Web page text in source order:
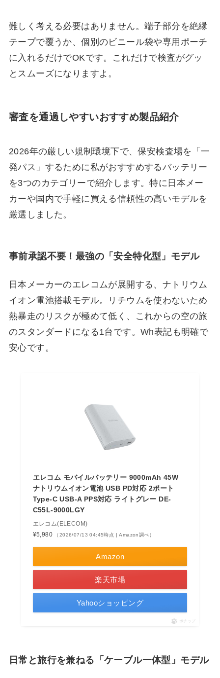
難しく考える必要はありません。端子部分を絶縁
テープで覆うか、個別のビニール袋や専用ポーチ
に入れるだけでOKです。これだけで検査がグッ
とスムーズになりますよ。
審査を通過しやすいおすすめ製品紹介
2026年の厳しい規制環境下で、保安検査場を「一
発パス」するために私がおすすめするバッテリー
を3つのカテゴリーで紹介します。特に日本メー
カーや国内で手軽に買える信頼性の高いモデルを
厳選しました。
事前承認不要！最強の「安全特化型」モデル
日本メーカーのエレコムが展開する、ナトリウム
イオン電池搭載モデル。リチウムを使わないため
熱暴走のリスクが極めて低く、これからの空の旅
のスタンダードになる1台です。Wh表記も明確で
安心です。
エレコム モバイルバッテリー 9000mAh 45W
ナトリウムイオン電池 USB PD対応 2ポート
Type-C USB-A PPS対応 ライトグレー DE-
C55L-9000LGY
エレコム(ELECOM)
¥5,980
（2026/07/13 04:45時点 | Amazon調べ）
Amazon
楽天市場
Yahooショッピング
ポチップ
日常と旅行を兼ねる「ケーブル一体型」モデル